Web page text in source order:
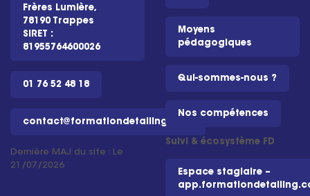
Frères Lumière,
78190 Trappes
SIRET :
81955764600026
01 76 52 48 18
contact@formationdetailing.com
Dernière MAJ du site : Le
21/07/2026
Moyens
pédagogiques
Qui-sommes-nous ?
Nos compétences
Suivi & écosystème FD
Espace stagiaire –